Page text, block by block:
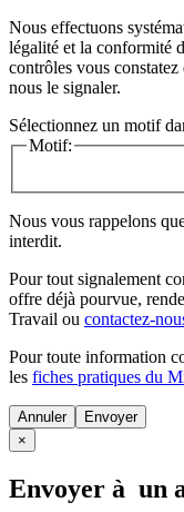
Nous effectuons
légalité et la conformité
contrôles vous
nous le signaler.
Sélectionnez un motif
Motif:
Nous vous rappelons
interdit.
Pour tout signalement
offre déjà pourvue,
Travail ou contactez-
Pour toute information
les fiches pratiques du
Annuler
×
Envoyer à un